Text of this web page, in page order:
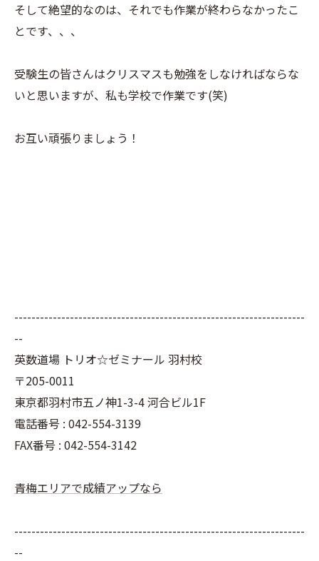
そして絶望的なのは、それでも作業が終わらなかったこ
とです、、、
受験生の皆さんはクリスマスも勉強をしなければならな
いと思いますが、私も学校で作業です(笑)
お互い頑張りましょう！
--------------------------------------------------------------------
--
英数道場 トリオ☆ゼミナール 羽村校
〒205-0011
東京都羽村市五ノ神1-3-4 河合ビル1F
電話番号 : 042-554-3139
FAX番号 : 042-554-3142
青梅エリアで成績アップなら
--------------------------------------------------------------------
--